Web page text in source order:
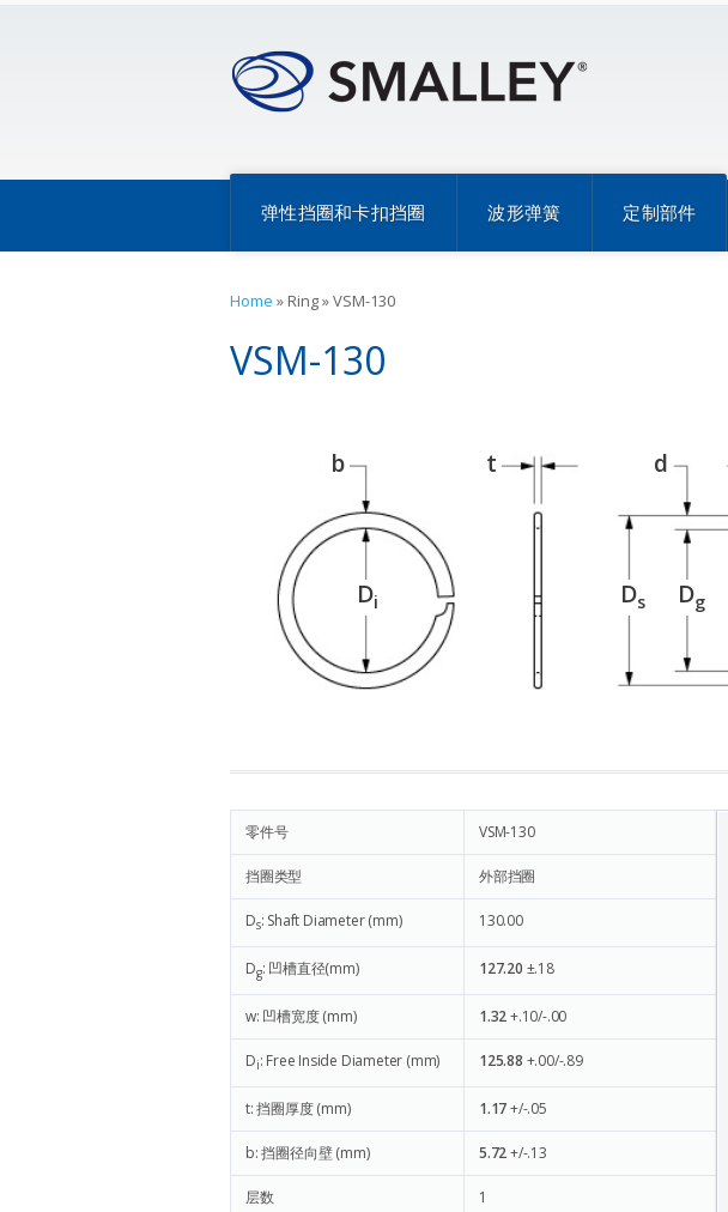
弹性挡圈和卡扣挡圈 波形弹簧 定制部件
Home » Ring»VSM-130
VSM-130
b t d
Ds Dg
Di
零件号 VSM-130
挡圈类型 外部挡圈
Ds: Shaft Diameter (mm) 130.00
Dg: 凹槽直径(mm) 127.20 ±.18
w: 凹槽宽度 (mm) 1.32+.10/-.00
Di: Free Inside Diameter (mm) 125.88 +.00/-.89
t: 挡圈厚度 (mm) 1.17+/-.05
b: 挡圈径向壁 (mm) 5.72+/-.13
层数 1